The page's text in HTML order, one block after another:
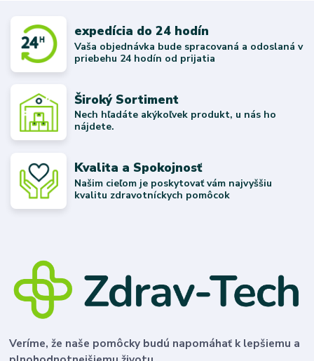
expedícia do 24 hodín
Vaša objednávka bude spracovaná a odoslaná v
priebehu 24 hodín od prijatia
Široký Sortiment
Nech hľadáte akýkoľvek produkt, u nás ho
nájdete.
Kvalita a Spokojnosť
Našim cieľom je poskytovať vám najvyššiu
kvalitu zdravotníckych pomôcok
Veríme, že naše pomôcky budú napomáhať k lepšiemu a